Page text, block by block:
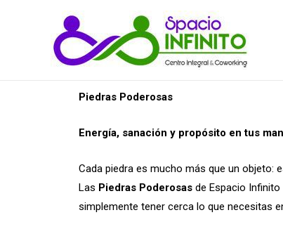
Piedras Poderosas
Energía, sanación y propósito en tus
Cada piedra es mucho más que un objeto:
Las Piedras Poderosas de Espacio
simplemente tener cerca lo que necesitas